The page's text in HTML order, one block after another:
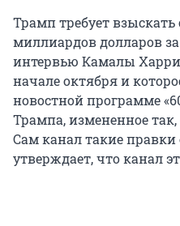
Трамп требует взыскать
миллиардов долларов
интервью Камалы
начале октября и
новостной программе
Трампа, измененное
Сам канал такие правки
утверждает, что канал